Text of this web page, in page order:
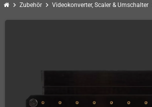
chevron_right Zubehör chevron_right Videokonverter, Scaler & Umschalter